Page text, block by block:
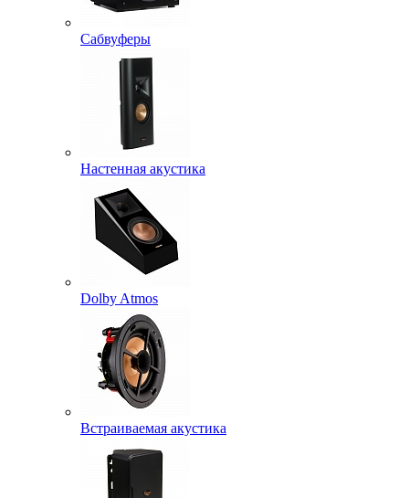
Сабвуферы
Настенная акустика
Dolby Atmos
Встраиваемая акустика